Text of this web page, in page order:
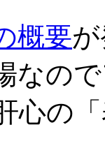
概要
なの
心の